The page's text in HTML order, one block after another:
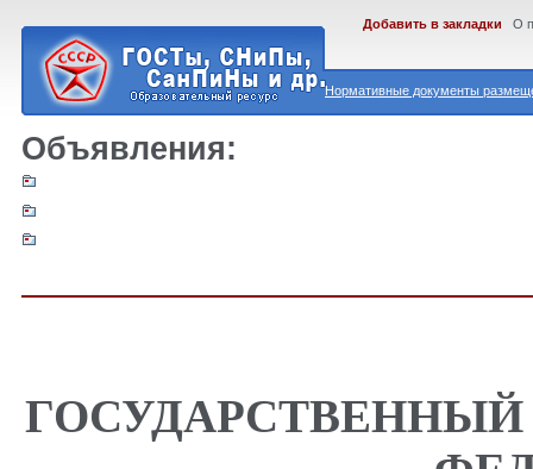
Нормативные документы
Добавить в закладки О
Объявления: